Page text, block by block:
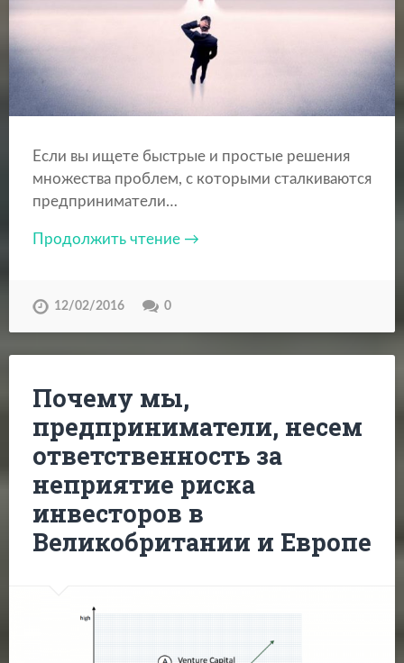
Если вы ищете быстрые и простые решения
множества проблем, с которыми сталкиваются
предприниматели…
Продолжить чтение →
12/02/2016 0
Почему мы,
предприниматели, несем
ответственность за
неприятие риска
инвесторов в
Великобритании и Европе